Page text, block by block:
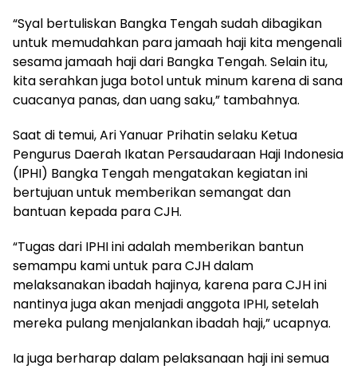
“Syal bertuliskan Bangka Tengah sudah dibagikan
untuk memudahkan para jamaah haji kita mengenali
sesama jamaah haji dari Bangka Tengah. Selain itu,
kita serahkan juga botol untuk minum karena di sana
cuacanya panas, dan uang saku,” tambahnya.
Saat di temui, Ari Yanuar Prihatin selaku Ketua
Pengurus Daerah Ikatan Persaudaraan Haji Indonesia
(IPHI) Bangka Tengah mengatakan kegiatan ini
bertujuan untuk memberikan semangat dan
bantuan kepada para CJH.
“Tugas dari IPHI ini adalah memberikan bantun
semampu kami untuk para CJH dalam
melaksanakan ibadah hajinya, karena para CJH ini
nantinya juga akan menjadi anggota IPHI, setelah
mereka pulang menjalankan ibadah haji,” ucapnya.
Ia juga berharap dalam pelaksanaan haji ini semua